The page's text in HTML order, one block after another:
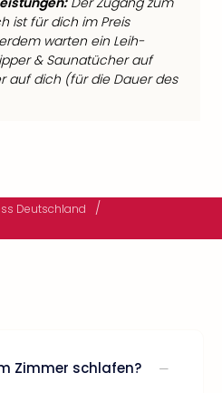
ist für dich im Preis
warten ein Leih-
& Saunatücher auf
auf dich (für die Dauer des
Deutschland /
Zimmer schlafen?